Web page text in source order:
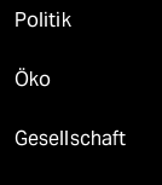
Politik
Öko
Gesellschaft